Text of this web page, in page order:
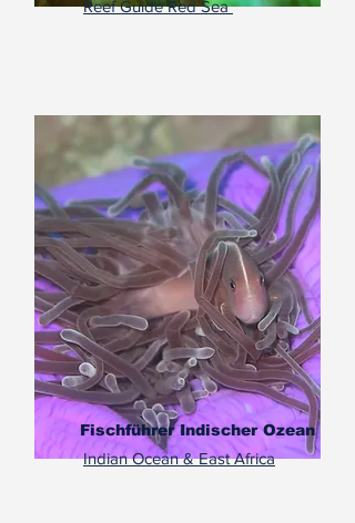
Reef Guide Red Sea
Fischführer Indischer Ozean
Indian Ocean & East Africa